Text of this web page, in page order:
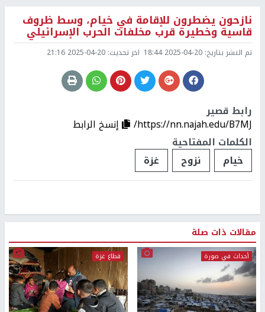
نازحون يضطرون للإقامة في خيام، وسط ظروف
قاسية وخطيرة قرب مخلفات الحرب الإسرائيلي
تم النشر بتاريخ: 2025-04-20 18:44 اخر تحديث: 2025-04-20 21:16
رابط قصير
https://nn.najah.edu/B7MJ/
إنسخ الرابط
الكلمات المفتاحية
خيام
نزوح غزة
مقالات ذات صلة
أحداث في صورة قطاع غزة